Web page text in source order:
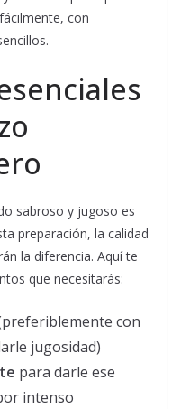
con
sabroso y jugoso es
preparación, la calidad
la diferencia. Aquí te
que necesitarás:
con
jugosidad)
para darle ese
intenso